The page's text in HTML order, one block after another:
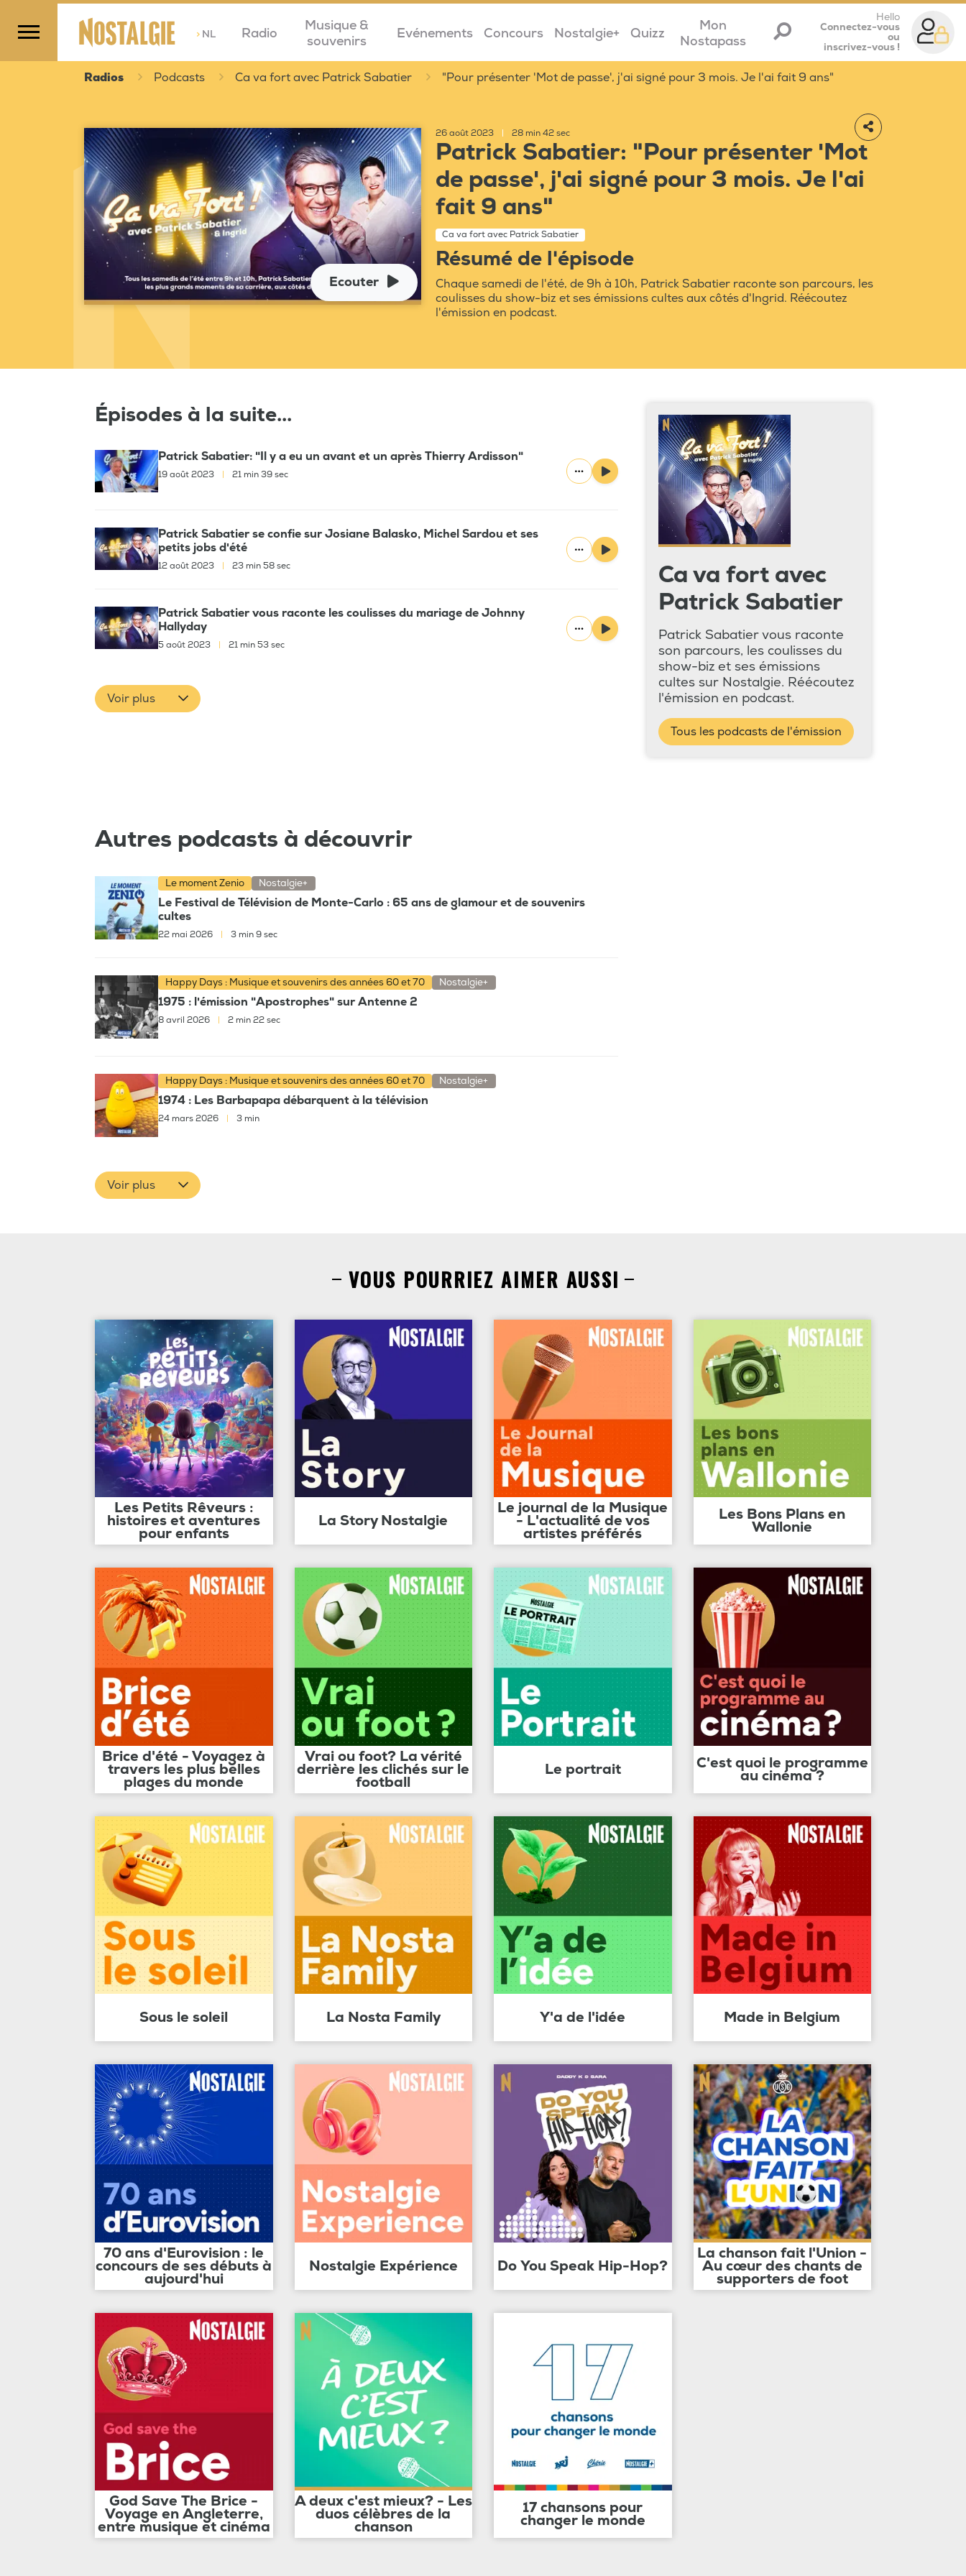
>NL Radio
Musique &
souvenirs
Evénements Concours Nostalgie+ Quizz
Mon
Nostapass
Hello
Connectez-vous
ou
inscrivez-vous !
Radios Podcasts Ca va fort avec Patrick Sabatier "Pour présenter 'Mot de passe', j'ai signé pour 3 mois. Je l'ai fait 9 ans"
Ecouter
26 août 2023 28 min 42 sec
Patrick Sabatier: "Pour présenter 'Mot
de passe', j'ai signé pour 3 mois. Je l'ai
fait 9 ans"
Ca va fort avec Patrick Sabatier
Résumé de l'épisode
Chaque samedi de l'été, de 9h à 10h, Patrick Sabatier raconte son parcours, les
coulisses du show-biz et ses émissions cultes aux côtés d'Ingrid. Réécoutez
l'émission en podcast.
Épisodes à la suite...
Patrick Sabatier: "Il y a eu un avant et un après Thierry Ardisson"
19 août 2023 21 min 39 sec
Patrick Sabatier se confie sur Josiane Balasko, Michel Sardou et ses
petits jobs d'été
12 août 2023 23 min 58 sec
Patrick Sabatier vous raconte les coulisses du mariage de Johnny
Hallyday
5 août 2023 21 min 53 sec
Voir plus
Ca va fort avec
Patrick Sabatier
Patrick Sabatier vous raconte
son parcours, les coulisses du
show-biz et ses émissions
cultes sur Nostalgie. Réécoutez
l'émission en podcast.
Tous les podcasts de l'émission
Autres podcasts à découvrir
Le moment Zenio Nostalgie+
Le Festival de Télévision de Monte-Carlo : 65 ans de glamour et de souvenirs
cultes
22 mai 2026 3 min 9 sec
Happy Days : Musique et souvenirs des années 60 et 70 Nostalgie+
1975 : l'émission "Apostrophes" sur Antenne 2
8 avril 2026 | 2 min 22 sec
Happy Days : Musique et souvenirs des années 60 et 70 Nostalgie+
1974 : Les Barbapapa débarquent à la télévision
24 mars 2026 | 3 min
Voir plus
VOUS POURRIEZ AIMER AUSSI
Les Petits Rêveurs :
histoires et aventures
pour enfants
La Story Nostalgie
Le journal de la Musique
- L'actualité de vos
artistes préférés
Les Bons Plans en
Wallonie
Brice d'été - Voyagez à
travers les plus belles
plages du monde
Vrai ou foot? La vérité
derrière les clichés sur le
football
Le portrait C'est quoi le programme
au cinéma ?
Sous le soleil La Nosta Family Y'a de l'idée Made in Belgium
70 ans d'Eurovision : le
concours de ses débuts à
aujourd'hui
Nostalgie Expérience Do You Speak Hip-Hop?
La chanson fait l'Union -
Au cœur des chants de
supporters de foot
God Save The Brice -
Voyage en Angleterre,
entre musique et cinéma
A deux c'est mieux? - Les
duos célèbres de la
chanson
17 chansons pour
changer le monde